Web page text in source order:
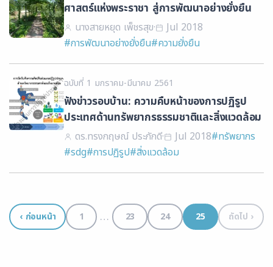
ศาสตร์แห่งพระราชา สู่การพัฒนาอย่างยั่งยืน
นางสายหยุด เพ็ชรสุข·
Jul 2018
#การพัฒนาอย่างยั่งยืน#ความยั่งยืน
ฉบับที่ 1 มกราคม-มีนาคม 2561
ฟังข่าวรอบบ้าน: ความคืบหน้าของการปฏิรูป
ประเทศด้านทรัพยากรธรรมชาติและสิ่งแวดล้อม
ดร.ทรงกฤษณ์ ประภักดี· Jul 2018#ทรัพยากร
#sdg#การปฏิรูป#สิ่งแวดล้อม
‹ ก่อนหน้า 1 … 23 24 25 ถัดไป ›